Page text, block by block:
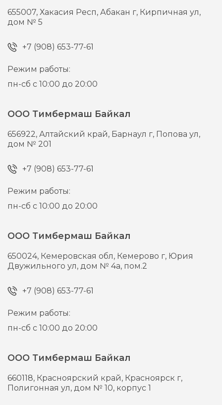
655007,Хакасия Респ, Абакан г, Кирпичная ул,
дом № 5
+7 (908) 653-77-61
Режим работы:
пн-сб с 10:00 до 20:00
ООО Тимбермаш Байкал
656922,Алтайский край, Барнаул г, Попова ул,
дом № 201
+7 (908) 653-77-61
Режим работы:
пн-сб с 10:00 до 20:00
ООО Тимбермаш Байкал
650024, Кемеровская обл, Кемерово г, Юрия
Двужильного ул, дом № 4а, пом.2
+7 (908) 653-77-61
Режим работы:
пн-сб с 10:00 до 20:00
ООО Тимбермаш Байкал
660118, Красноярский край, Красноярск г,
Полигонная ул, дом № 10, корпус 1